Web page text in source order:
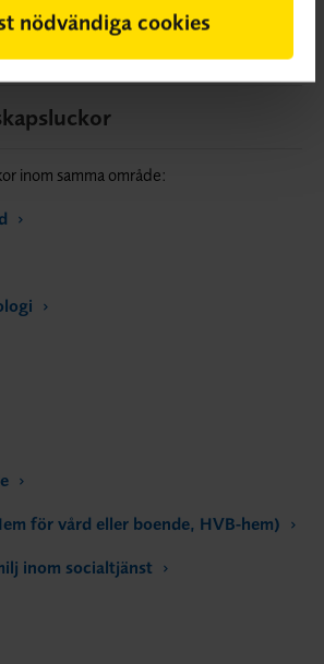
nödvändiga cookies
och andra sidor här
inom samma område:
för vård eller boende, HVB-hem)
inom socialtjänst